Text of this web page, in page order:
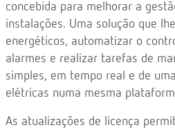
concebida para melhorar a
instalações. Uma solução que
energéticos, automatizar o
alarmes e realizar tarefas de
simples, em tempo real e de
elétricas numa mesma
As atualizações de licença